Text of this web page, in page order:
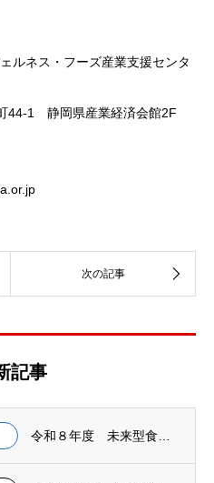
ルネス・フーズ産業支援センタ
44-1 静岡県産業経済会館2F
記事